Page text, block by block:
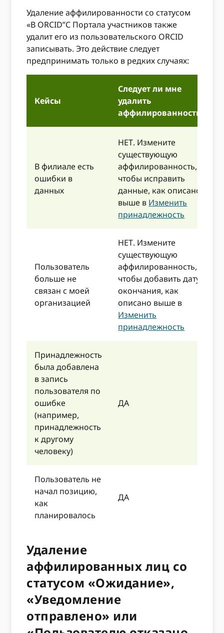
Удаление аффилированности со статусом
«В ORCID”С Портала участников также
удалит его из пользовательского ORCID
записывать. Это действие следует
предпринимать только в редких случаях:
Кейсы
Следует ли мне
удалить
аффилированность?
В филиале есть
ошибки в
данных
НЕТ. Измените
существующую
аффилированность,
чтобы исправить
данные, как описано
выше в Изменить
принадлежность
Пользователь
больше не
связан с моей
организацией
НЕТ. Измените
существующую
аффилированность,
чтобы добавить дату
окончания, как
описано выше в
Изменить
принадлежность
Принадлежность
была добавлена ​​
в запись
пользователя по
ошибке
(например,
принадлежность
к другому
человеку)
ДА
Пользователь не
начал позицию,
как
планировалось
ДА
Удаление
аффилированных лиц со
статусом «Ожидание»,
«Уведомление
отправлено» или